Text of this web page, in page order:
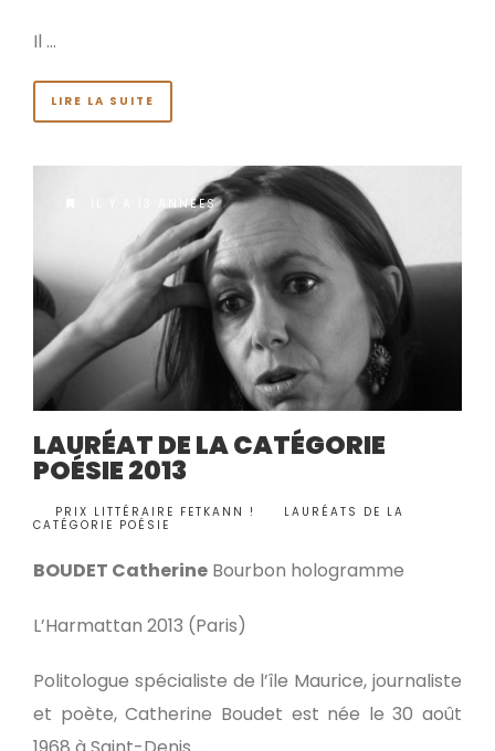
Il …
LIRE LA SUITE
IL Y A 13 ANNÉES
LAURÉAT DE LA CATÉGORIE
POÉSIE 2013
PRIX LITTÉRAIRE FETKANN !
LAURÉATS DE LA
CATÉGORIE POÉSIE
BOUDET Catherine Bourbon hologramme
L’Harmattan 2013 (Paris)
Politologue spécialiste de l’île Maurice, journaliste
et poète, Catherine Boudet est née le 30 août